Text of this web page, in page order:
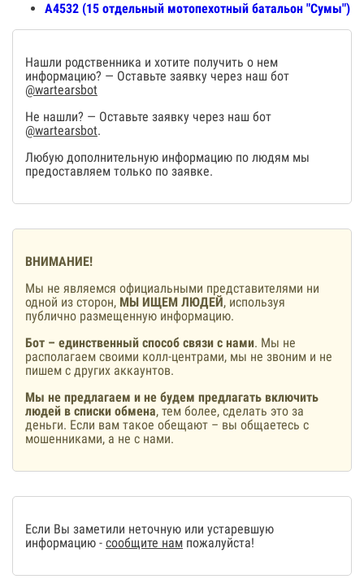
А4532 (15 отдельный мотопехотный батальон "Сумы")
Нашли родственника и хотите получить о нем
информацию? — Оставьте заявку через наш бот
@wartearsbot
Не нашли? — Оставьте заявку через наш бот
@wartearsbot.
Любую дополнительную информацию по людям мы
предоставляем только по заявке.
ВНИМАНИЕ!
Мы не являемся официальными представителями ни
одной из сторон, МЫ ИЩЕМ ЛЮДЕЙ, используя
публично размещенную информацию.
Бот – единственный способ связи с нами. Мы не
располагаем своими колл-центрами, мы не звоним и не
пишем с других аккаунтов.
Мы не предлагаем и не будем предлагать включить
людей в списки обмена, тем более, сделать это за
деньги. Если вам такое обещают – вы общаетесь с
мошенниками, а не с нами.
Если Вы заметили неточную или устаревшую
информацию - сообщите нам пожалуйста!